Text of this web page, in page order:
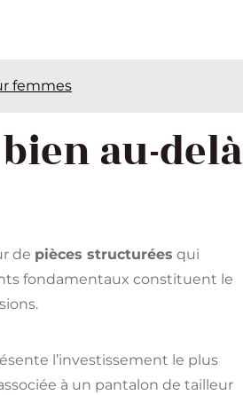
femmes
au-delà
de pièces structurées qui
fondamentaux constituent le
l’investissement le plus
à un pantalon de tailleur